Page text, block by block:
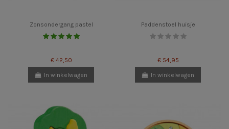
Zonsondergang pastel
€ 42,50
In winkelwagen
Paddenstoel huisje
€ 54,95
In winkelwagen